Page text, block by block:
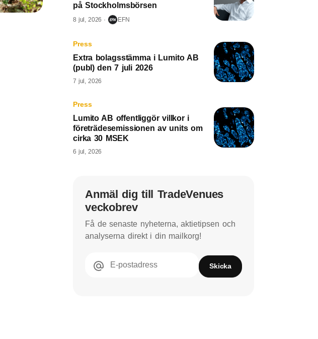
på Stockholmsbörsen
8 jul, 2026 EFN
Press
Extra bolagsstämma i Lumito AB
(publ) den 7 juli 2026
7 jul, 2026
Press
Lumito AB offentliggör villkor i
företrädesemissionen av units om
cirka 30 MSEK
6 jul, 2026
Anmäl dig till TradeVenues
veckobrev
Få de senaste nyheterna, aktietipsen och
analyserna direkt i din mailkorg!
E-postadress Skicka